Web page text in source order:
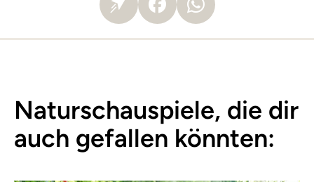
Naturschauspiele, die dir
auch gefallen könnten: